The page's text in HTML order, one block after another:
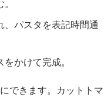
、パスタを表記時間通
かけて完成。
できます。カットトマ